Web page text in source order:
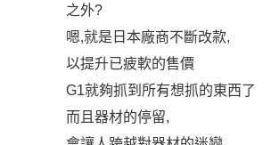
之外?
嗯,就是日本廠商不斷改款,
以提升已疲軟的售價
G1就夠抓到所有想抓的東西了
而且器材的停留,